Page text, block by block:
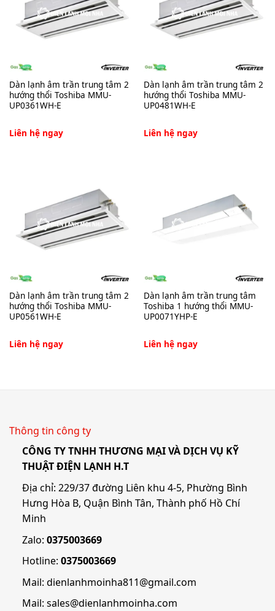
Dàn lạnh âm trần trung tâm 2
hướng thổi Toshiba MMU-
UP0361WH-E
Liên hệ ngay
Dàn lạnh âm trần trung tâm 2
hướng thổi Toshiba MMU-
UP0481WH-E
Liên hệ ngay
Dàn lạnh âm trần trung tâm 2
hướng thổi Toshiba MMU-
UP0561WH-E
Liên hệ ngay
Dàn lạnh âm trần trung tâm
Toshiba 1 hướng thổi MMU-
UP0071YHP-E
Liên hệ ngay
Thông tin công ty
CÔNG TY TNHH THƯƠNG MẠI VÀ DỊCH VỤ KỸ
THUẬT ĐIỆN LẠNH H.T
Địa chỉ: 229/37 đường Liên khu 4-5, Phường Bình
Hưng Hòa B, Quận Bình Tân, Thành phố Hồ Chí
Minh
Zalo: 0375003669
Hotline: 0375003669
Mail: dienlanhmoinha811@gmail.com
Mail: sales@dienlanhmoinha.com